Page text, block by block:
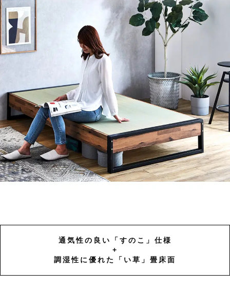
通気性の良い「すのこ」仕様
+
調湿性に優れた「い草」畳床面